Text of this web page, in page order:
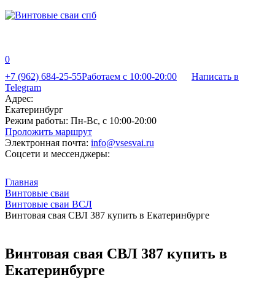
0
+7 (962) 684-25-55Работаем с 10:00-20:00
Написать в
Telegram
Адрес:
Екатеринбург
Режим работы: Пн-Вс, с 10:00-20:00
Проложить маршрут
Электронная почта: info@vsesvai.ru
Соцсети и мессенджеры:
Главная
Винтовые сваи
Винтовые сваи ВСЛ
Винтовая свая СВЛ 387 купить в Екатеринбурге
Винтовая свая СВЛ 387 купить в
Екатеринбурге